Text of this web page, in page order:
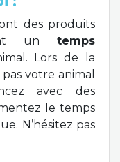
des produits
un temps
Lors de la
votre animal
avec des
le temps
N’hésitez pas